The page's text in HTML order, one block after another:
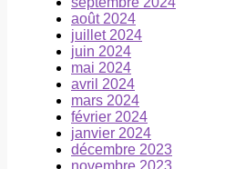
août 2024
juillet 2024
juin 2024
mai 2024
avril 2024
mars 2024
février 2024
janvier 2024
décembre 2023
novembre 2023